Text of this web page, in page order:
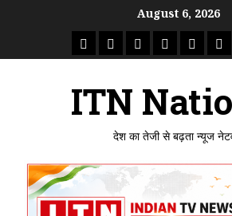
August 6, 2026
राष्ट्रीयताजा
उत्तर
मध्य
राजस्थान
ITN
देश का तेजी से बढ़ता न्यूज